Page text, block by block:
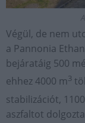
Végül, de nem
a Pannonia
bejáratáig 500
ehhez 4000 m3
stabilizációt,
aszfaltot